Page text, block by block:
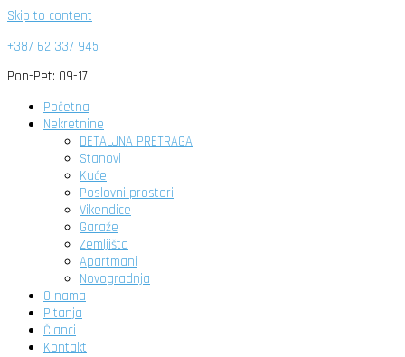
Skip to content
+387 62 337 945
Pon-Pet: 09-17
Početna
Nekretnine
DETALJNA PRETRAGA
Stanovi
Kuće
Poslovni prostori
Vikendice
Garaže
Zemljišta
Apartmani
Novogradnja
O nama
Pitanja
Članci
Kontakt